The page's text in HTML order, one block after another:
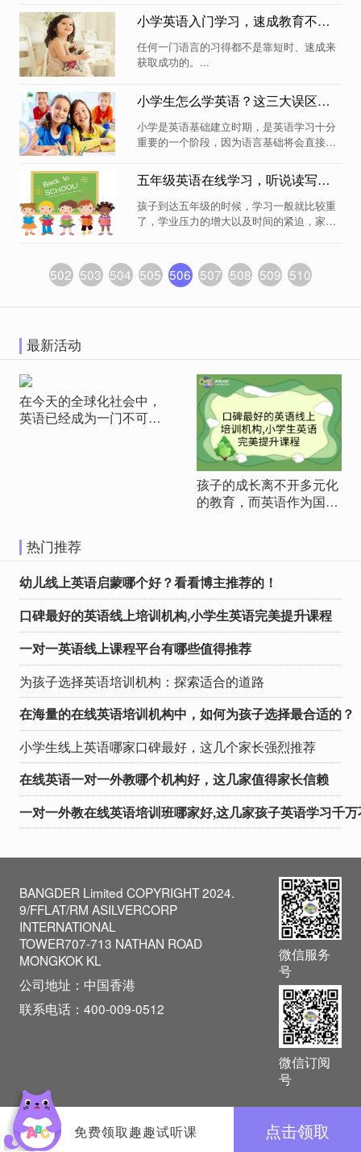
评。...
小学英语入门学习，速成教育不可取
任何一门语言的习得都不是靠短时、速成来
获取成功的。...
小学生怎么学英语？这三大误区要避免
小学是英语基础建立时期，是英语学习十分
重要的一个阶段，因为语言基础将会直接影
小学生怎么学英语呢？这三大误区家长和老
师一定要避...
五年级英语在线学习，听说读写样样通！
孩子到达五年级的时候，学习一般就比较重
了，学业压力的增大以及时间的紧迫，家长
502 503 504 505 506 507 508 509 510
最新活动
在今天的全球化社会中，
英语已经成为一门不可或
教育机构接触，今天我将
为大家推荐几个备受赞誉
程。这些课程在外教师
资、课程模式、适合年龄
和价格等方面都具有独特
的优势，希望能够为家长
们提供有价值的参考。 1.
趣趣ABC：高性价比趣味
欧美外教一对一 外教师
资：趣趣ABC以其优质的
外教团队而闻名。外教们
不仅具备出色的英语能
力，还能够通过趣味的教
学方式激发孩子的学习兴
孩子的成长离不开多元化
的教育，而英语作为国际
语学习环境。在这篇文章
中，我们将从家长的视角
出发，深入分析几个备受
欢迎的英语教育机构，探
讨他们的特点，最终为您
推荐趣趣ABC，理由将在
结语中逐一展现。 瓜瓜龙
英语 构建英语思维的奇妙
舞台 瓜瓜龙英语以情景式
教学著称，通过丰富的教
材和实景模拟，让孩子在
真实情境中感受英语。他
们强调培养孩子的英语思
维，使英语不再是简单的
课程，而是贯穿于日常生
紧密结合的教
热门推荐
幼儿线上英语启蒙哪个好？看看博主推荐的！
口碑最好的英语线上培训机构,小学生英语完美提升课程
一对一英语线上课程平台有哪些值得推荐
为孩子选择英语培训机构：探索适合的道路
在海量的在线英语培训机构中，如何为孩子选择最合适的？
小学生线上英语哪家口碑最好，这几个家长强烈推荐
在线英语一对一外教哪个机构好，这几家值得家长信赖
一对一外教在线英语培训班哪家好,这几家孩子英语学习千
免费领取趣趣试听课 点击领取
BANGDER Limited COPYRIGHT 2024.
9/FFLAT/RM ASILVERCORP
INTERNATIONAL
TOWER707-713 NATHAN ROAD
MONGKOK KL
公司地址：中国香港
联系电话：400-009-0512
微信服务
号
微信订阅
号